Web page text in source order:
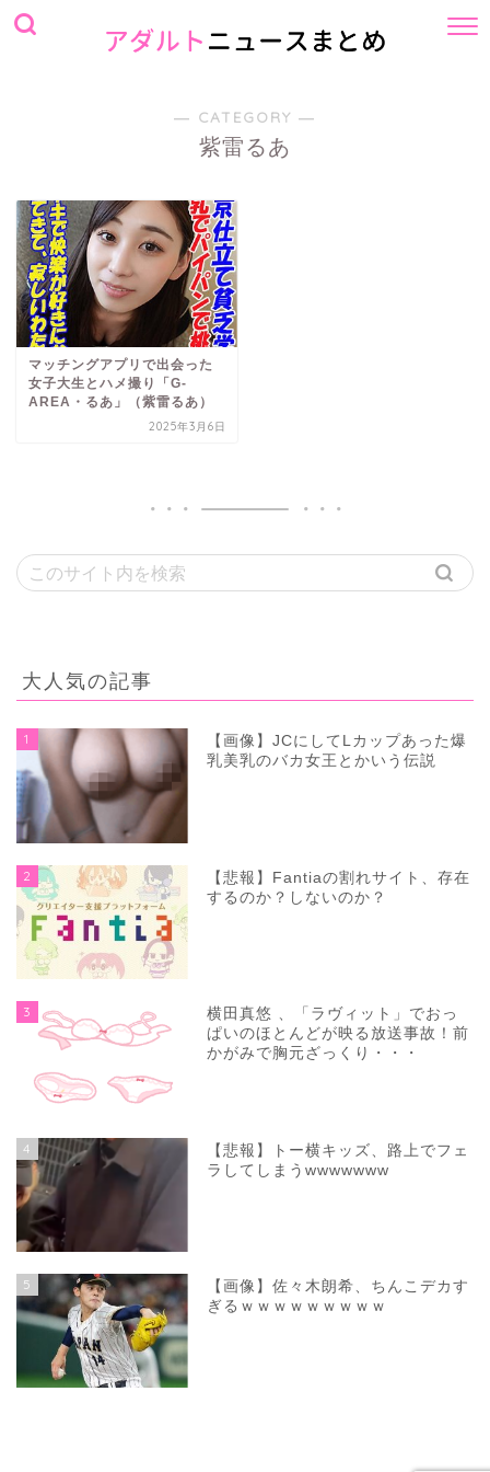
― CATEGORY ―
紫雷るあ
マッチングアプリで出会った
女子大生とハメ撮り「G-
AREA・るあ」（紫雷るあ）
2025年3月6日
大人気の記事
1
【画像】JCにしてLカップあった爆
乳美乳のバカ女王とかいう伝説
2
【悲報】Fantiaの割れサイト、存在
するのか？しないのか？
3
横田真悠 、「ラヴィット」でおっ
ぱいのほとんどが映る放送事故！前
かがみで胸元ざっくり・・・
4
【悲報】トー横キッズ、路上でフェ
ラしてしまうwwwwwww
5
【画像】佐々木朗希、ちんこデカす
ぎるｗｗｗｗｗｗｗｗｗ